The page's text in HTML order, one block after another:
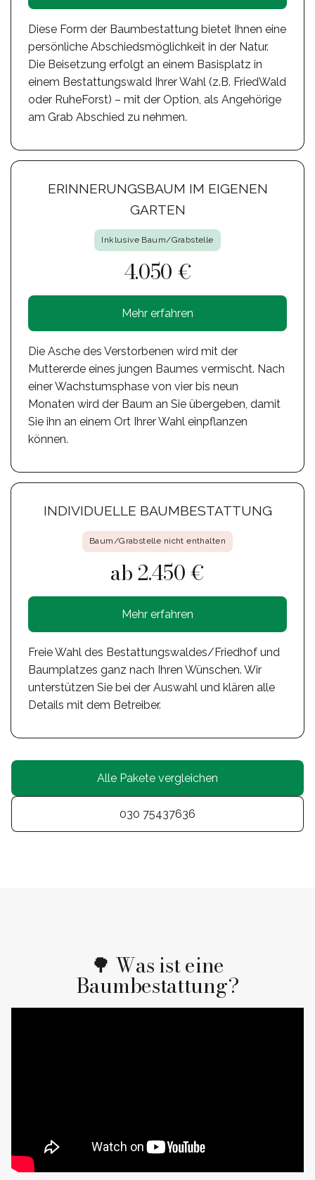
Diese Form der Baumbestattung bietet Ihnen eine
persönliche Abschiedsmöglichkeit in der Natur.
Die Beisetzung erfolgt an einem Basisplatz in
einem Bestattungswald Ihrer Wahl (z.B. FriedWald
oder RuheForst) – mit der Option, als Angehörige
am Grab Abschied zu nehmen.
ERINNERUNGSBAUM IM EIGENEN
GARTEN
Inklusive Baum/Grabstelle
4.050 €
Mehr erfahren
Die Asche des Verstorbenen wird mit der
Muttererde eines jungen Baumes vermischt. Nach
einer Wachstumsphase von vier bis neun
Monaten wird der Baum an Sie übergeben, damit
Sie ihn an einem Ort Ihrer Wahl einpflanzen
können.
INDIVIDUELLE BAUMBESTATTUNG
Baum/Grabstelle nicht enthalten
ab 2.450 €
Mehr erfahren
Freie Wahl des Bestattungswaldes/Friedhof und
Baumplatzes ganz nach Ihren Wünschen. Wir
unterstützen Sie bei der Auswahl und klären alle
Details mit dem Betreiber.
Alle Pakete vergleichen
030 75437636
🌳 Was ist eine
Baumbestattung?